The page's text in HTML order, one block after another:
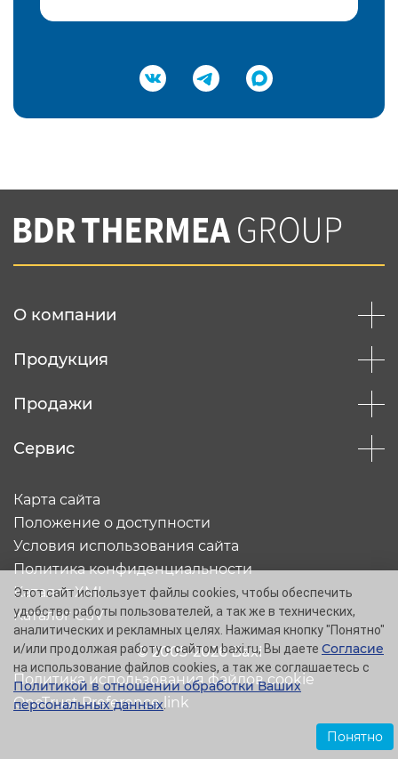
Подтвердить e-mail
Вы соглашаетесь с нашей политикой
конфеденциальности
О компании
Продукция
Продажи
Сервис
© 2005-2026 Baxi
Карта сайта
Положение о доступности
Условия использования сайта
Политика конфиденциальности
Каталог XML
Каталог CSV
Политика использования файлов cookie
OneTrust Preference link
Этот сайт использует файлы cookies, чтобы обеспечить
удобство работы пользователей, а так же в технических,
аналитических и рекламных целях. Нажимая кнопку "Понятно"
и/или продолжая работу с сайтом baxi.ru, Вы даете Согласие
на использование файлов cookies, а так же соглашаетесь с
Политикой в отношении обработки Ваших
персональных данных.
Понятно